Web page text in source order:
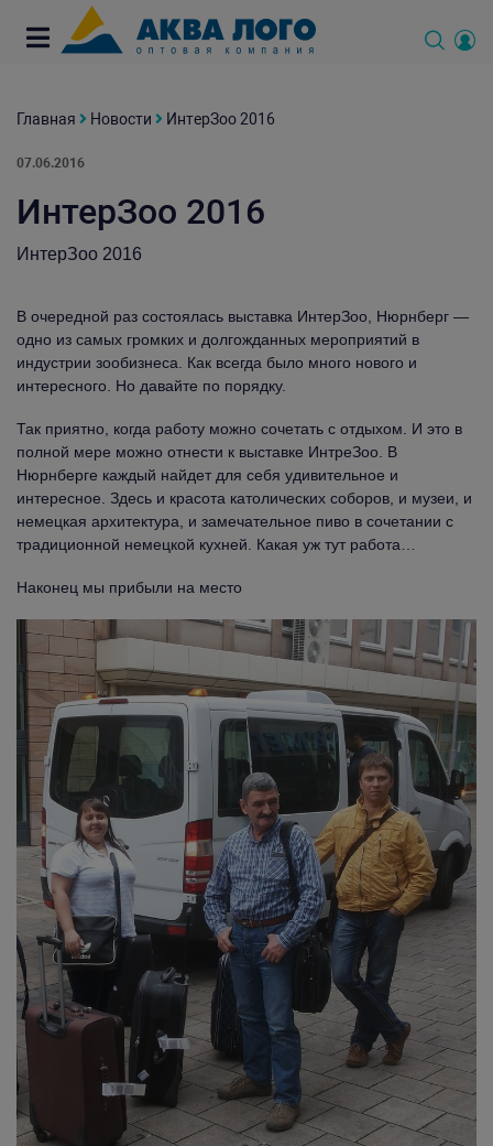
Главная Новости ИнтерЗоо 2016
07.06.2016
ИнтерЗоо 2016
ИнтерЗоо 2016
В очередной раз состоялась выставка ИнтерЗоо, Нюрнберг —
одно из самых громких и долгожданных мероприятий в
индустрии зообизнеса. Как всегда было много нового и
интересного. Но давайте по порядку.
Так приятно, когда работу можно сочетать с отдыхом. И это в
полной мере можно отнести к выставке ИнтреЗоо. В
Нюрнберге каждый найдет для себя удивительное и
интересное. Здесь и красота католических соборов, и музеи, и
немецкая архитектура, и замечательное пиво в сочетании с
традиционной немецкой кухней. Какая уж тут работа…
Наконец мы прибыли на место